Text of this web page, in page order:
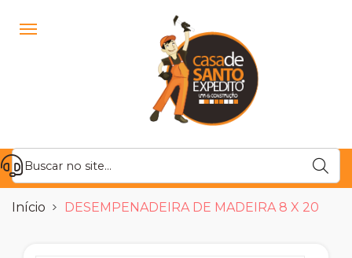
Início DESEMPENADEIRA DE MADEIRA 8 X 20